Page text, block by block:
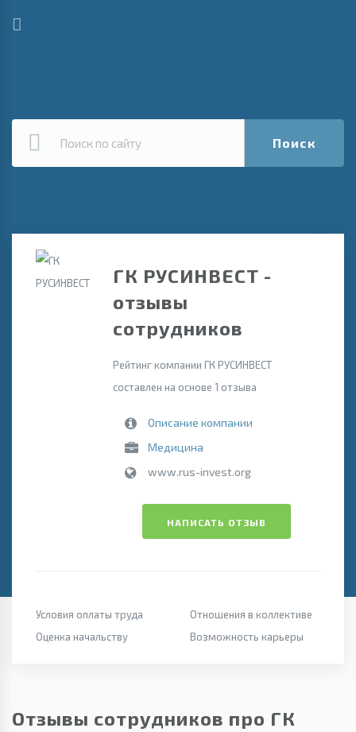
Поиск
ГК РУСИНВЕСТ -
отзывы
сотрудников
Рейтинг компании ГК РУСИНВЕСТ
составлен на основе 1 отзыва
Описание компании
Медицина
www.rus-invest.org
НАПИСАТЬ ОТЗЫВ
Условия оплаты труда
Отношения в коллективе
Оценка начальству
Возможность карьеры
Отзывы сотрудников про ГК